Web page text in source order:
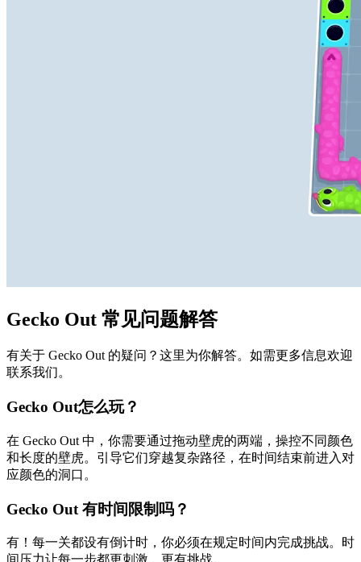
Gecko Out 常见问题解答
有关于 Gecko Out 的疑问？这里为你解答。如需更多信息欢迎
联系我们。
Gecko Out怎么玩？
在 Gecko Out 中，你需要通过拖动壁虎的两端，操控不同颜色
和长度的壁虎。引导它们穿越复杂路径，在时间结束前进入对
应颜色的洞口。
Gecko Out 有时间限制吗？
有！每一关都设有倒计时，你必须在规定时间内完成挑战。时